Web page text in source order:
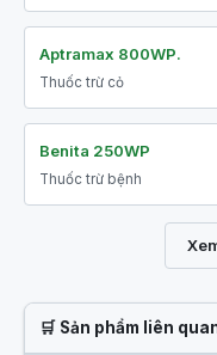
Aptramax 800WP.
Thuốc trừ cỏ
Benita 250WP
Thuốc trừ bệnh
🛒 Sản phẩm liên